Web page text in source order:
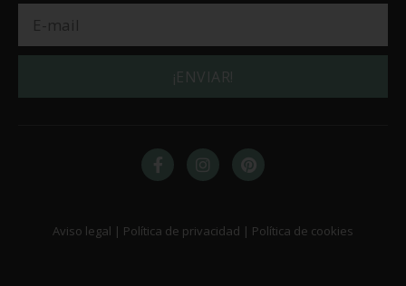
¡ENVIAR!
Aviso legal | Política de privacidad | Política de cookies